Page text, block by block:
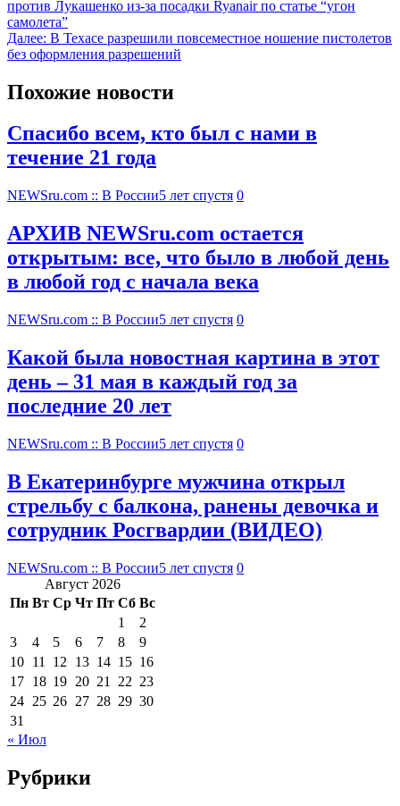
против Лукашенко из-за посадки Ryanair по статье “угон
самолета”
Далее: В Техасе разрешили повсеместное ношение пистолетов
без оформления разрешений
Похожие новости
Спасибо всем, кто был с нами в
течение 21 года
NEWSru.com :: В России5 лет спустя 0
АРХИВ NEWSru.com остается
открытым: все, что было в любой день
в любой год с начала века
NEWSru.com :: В России5 лет спустя 0
Какой была новостная картина в этот
день – 31 мая в каждый год за
последние 20 лет
NEWSru.com :: В России5 лет спустя 0
В Екатеринбурге мужчина открыл
стрельбу с балкона, ранены девочка и
сотрудник Росгвардии (ВИДЕО)
NEWSru.com :: В России5 лет спустя 0
Август 2026
Пн Вт Ср Чт Пт Сб Вс
1
2
3
4 5 6 7 8
9
10 11 12 13 14 15 16
17 18 19 20 21 22 23
24 25 26 27 28 29 30
31
« Июл
Рубрики